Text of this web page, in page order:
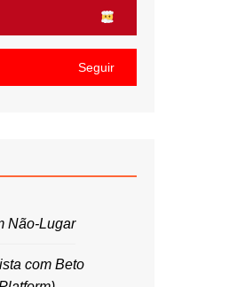
Seguir
Não-Lugar
com Beto